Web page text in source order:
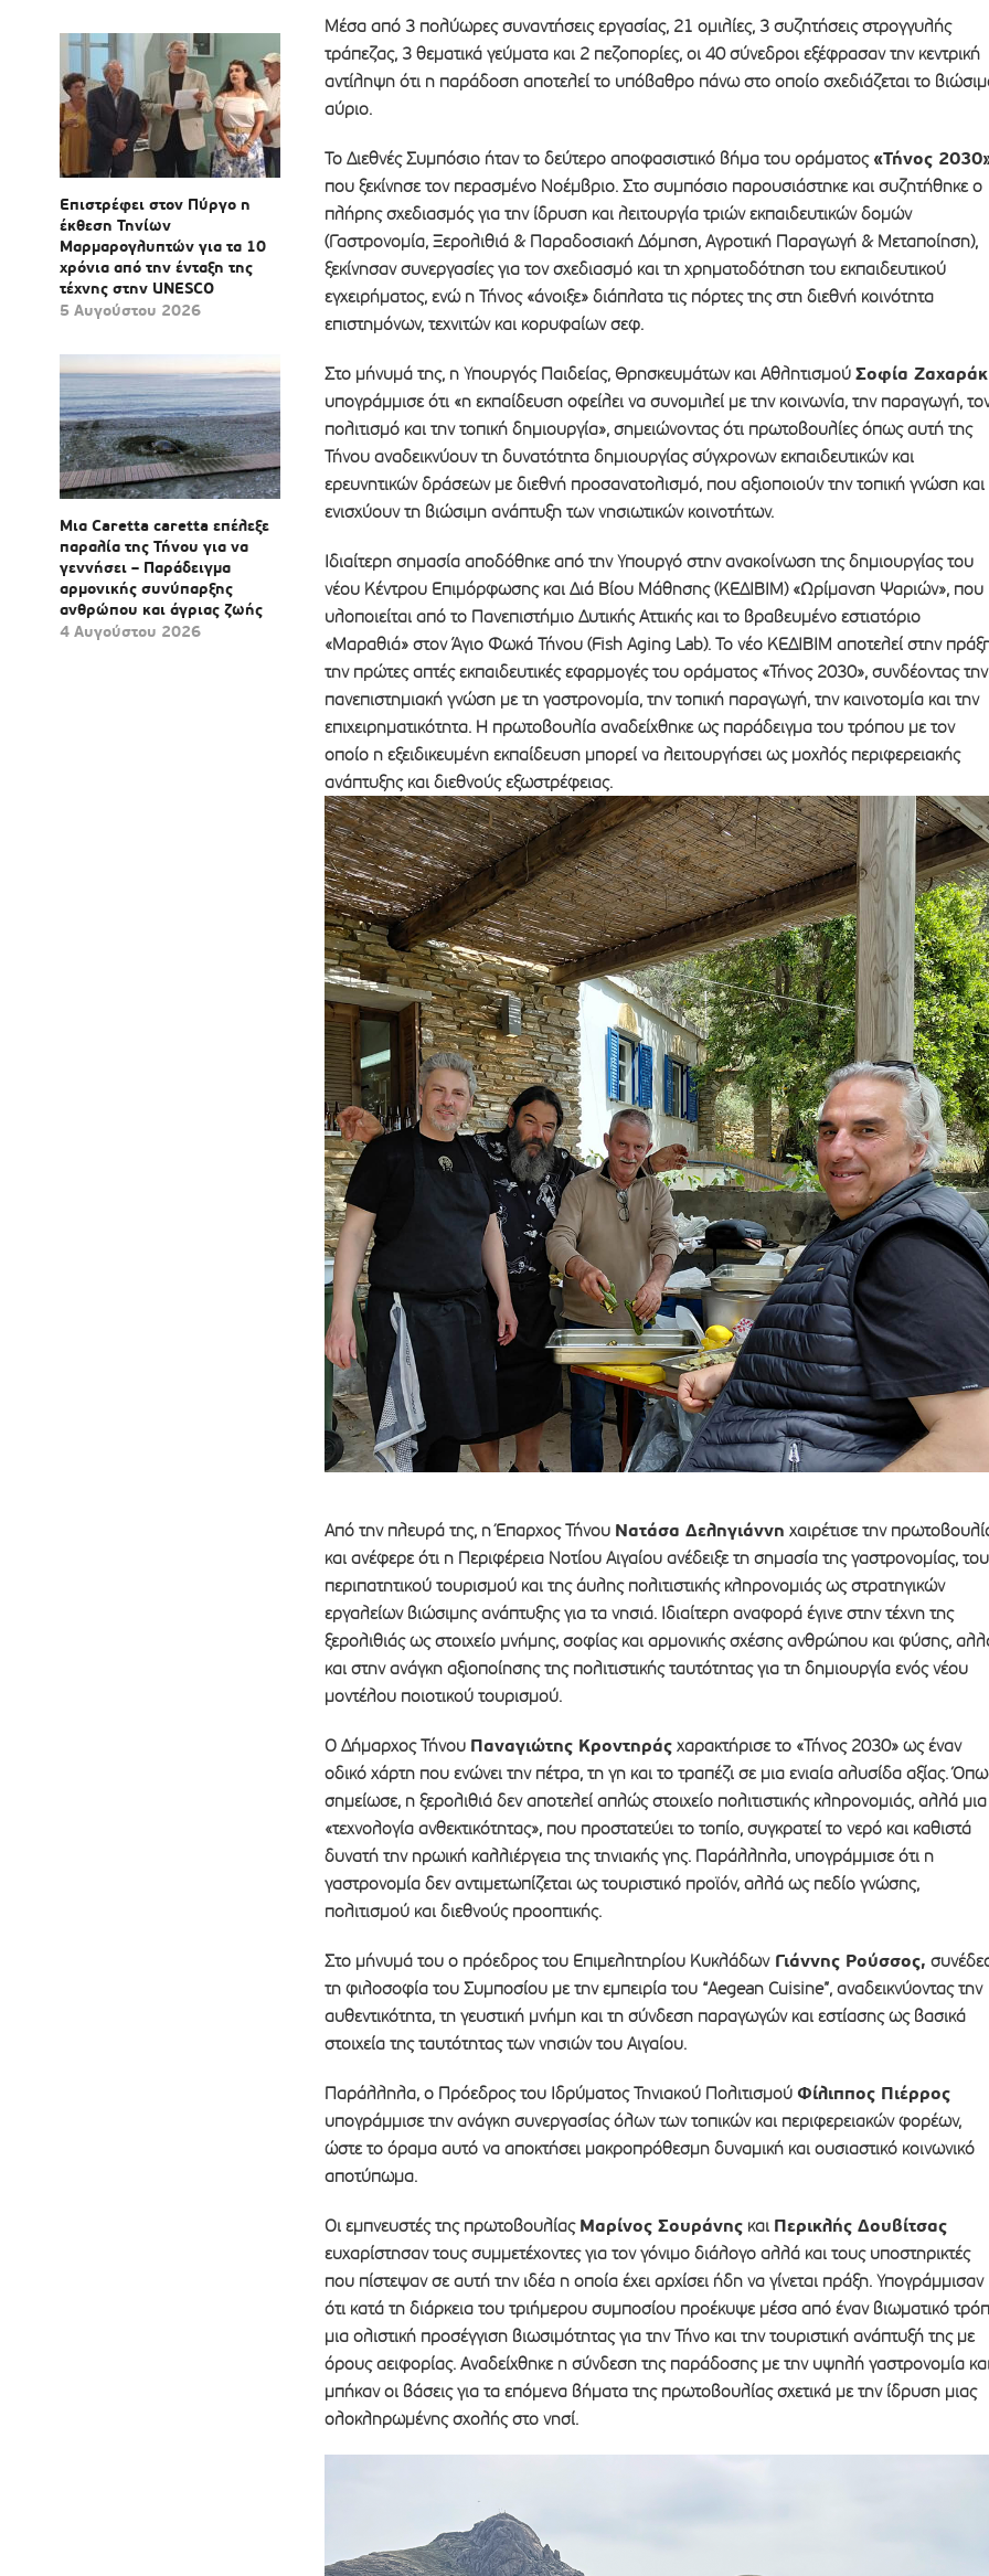
Επιστρέφει στον Πύργο η
έκθεση Τηνίων
Μαρμαρογλυπτών για τα 10
χρόνια από την ένταξη της
τέχνης στην UNESCO
5 Αυγούστου 2026
Μια Caretta caretta επέλεξε
παραλία της Τήνου για να
γεννήσει – Παράδειγμα
αρμονικής συνύπαρξης
ανθρώπου και άγριας ζωής
4 Αυγούστου 2026
Μέσα από 3 πολύωρες συναντήσεις εργασίας, 21 ομιλίες, 3 συζητήσεις στρογγυλής
τράπεζας, 3 θεματικά γεύματα και 2 πεζοπορίες, οι 40 σύνεδροι εξέφρασαν την κεντρική
αντίληψη ότι η παράδοση αποτελεί το υπόβαθρο πάνω στο οποίο σχεδιάζεται το
αύριο.
Το Διεθνές Συμπόσιο ήταν το δεύτερο αποφασιστικό βήμα του οράματος «Τήνος
που ξεκίνησε τον περασμένο Νοέμβριο. Στο συμπόσιο παρουσιάστηκε και συζητήθηκε ο
πλήρης σχεδιασμός για την ίδρυση και λειτουργία τριών εκπαιδευτικών δομών
(Γαστρονομία, Ξερολιθιά & Παραδοσιακή Δόμηση, Αγροτική Παραγωγή & Μεταποίηση),
ξεκίνησαν συνεργασίες για τον σχεδιασμό και τη χρηματοδότηση του εκπαιδευτικού
εγχειρήματος, ενώ η Τήνος «άνοιξε» διάπλατα τις πόρτες της στη διεθνή κοινότητα
επιστημόνων, τεχνιτών και κορυφαίων σεφ.
Στο μήνυμά της, η Υπουργός Παιδείας, Θρησκευμάτων και Αθλητισμού Σοφία
υπογράμμισε ότι «η εκπαίδευση οφείλει να συνομιλεί με την κοινωνία, την παραγωγή,
πολιτισμό και την τοπική δημιουργία», σημειώνοντας ότι πρωτοβουλίες όπως αυτή της
Τήνου αναδεικνύουν τη δυνατότητα δημιουργίας σύγχρονων εκπαιδευτικών και
ερευνητικών δράσεων με διεθνή προσανατολισμό, που αξιοποιούν την τοπική γνώση και
ενισχύουν τη βιώσιμη ανάπτυξη των νησιωτικών κοινοτήτων.
Ιδιαίτερη σημασία αποδόθηκε από την Υπουργό στην ανακοίνωση της δημιουργίας του
νέου Κέντρου Επιμόρφωσης και Διά Βίου Μάθησης (ΚΕΔΙΒΙΜ) «Ωρίμανση Ψαριών», που
υλοποιείται από το Πανεπιστήμιο Δυτικής Αττικής και το βραβευμένο εστιατόριο
«Μαραθιά» στον Άγιο Φωκά Τήνου (Fish Aging Lab). Το νέο ΚΕΔΙΒΙΜ αποτελεί στην
την πρώτες απτές εκπαιδευτικές εφαρμογές του οράματος «Τήνος 2030», συνδέοντας την
πανεπιστημιακή γνώση με τη γαστρονομία, την τοπική παραγωγή, την καινοτομία και την
επιχειρηματικότητα. Η πρωτοβουλία αναδείχθηκε ως παράδειγμα του τρόπου με τον
οποίο η εξειδικευμένη εκπαίδευση μπορεί να λειτουργήσει ως μοχλός περιφερειακής
ανάπτυξης και διεθνούς εξωστρέφειας.
Από την πλευρά της, η Έπαρχος Τήνου Νατάσα Δεληγιάννη χαιρέτισε την
και ανέφερε ότι η Περιφέρεια Νοτίου Αιγαίου ανέδειξε τη σημασία της γαστρονομίας, του
περιπατητικού τουρισμού και της άυλης πολιτιστικής κληρονομιάς ως στρατηγικών
εργαλείων βιώσιμης ανάπτυξης για τα νησιά. Ιδιαίτερη αναφορά έγινε στην τέχνη της
ξερολιθιάς ως στοιχείο μνήμης, σοφίας και αρμονικής σχέσης ανθρώπου και φύσης,
και στην ανάγκη αξιοποίησης της πολιτιστικής ταυτότητας για τη δημιουργία ενός νέου
μοντέλου ποιοτικού τουρισμού.
Ο Δήμαρχος Τήνου Παναγιώτης Κροντηράςχαρακτήρισε το «Τήνος 2030» ως έναν
οδικό χάρτη που ενώνει την πέτρα, τη γη και το τραπέζι σε μια ενιαία αλυσίδα αξίας.
σημείωσε, η ξερολιθιά δεν αποτελεί απλώς στοιχείο πολιτιστικής κληρονομιάς, αλλά μια
«τεχνολογία ανθεκτικότητας», που προστατεύει το τοπίο, συγκρατεί το νερό και καθιστά
δυνατή την ηρωική καλλιέργεια της τηνιακής γης. Παράλληλα, υπογράμμισε ότι η
γαστρονομία δεν αντιμετωπίζεται ως τουριστικό προϊόν, αλλά ως πεδίο γνώσης,
πολιτισμού και διεθνούς προοπτικής.
Στο μήνυμά του ο πρόεδρος του Επιμελητηρίου ΚυκλάδωνΓιάννης Ρούσσος,
τη φιλοσοφία του Συμποσίου με την εμπειρία του “Aegean Cuisine”, αναδεικνύοντας την
αυθεντικότητα, τη γευστική μνήμη και τη σύνδεση παραγωγών και εστίασης ως βασικά
στοιχεία της ταυτότητας των νησιών του Αιγαίου. ​
Παράλληλα, ο Πρόεδρος του Ιδρύματος Τηνιακού Πολιτισμού Φίλιππος Πιέρρος
υπογράμμισε την ανάγκη συνεργασίας όλων των τοπικών και περιφερειακών φορέων,
ώστε το όραμα αυτό να αποκτήσει μακροπρόθεσμη δυναμική και ουσιαστικό κοινωνικό
αποτύπωμα.
Οι εμπνευστές της πρωτοβουλίας Μαρίνος Σουράνηςκαι Περικλής Δουβίτσας
ευχαρίστησαν τους συμμετέχοντες για τον γόνιμο διάλογο αλλά και τους υποστηρικτές
που πίστεψαν σε αυτή την ιδέα η οποία έχει αρχίσει ήδη να γίνεται πράξη. Υπογράμμισαν
ότι κατά τη διάρκεια του τριήμερου συμποσίου προέκυψε μέσα από έναν βιωματικό
μια ολιστική προσέγγιση βιωσιμότητας για την Τήνο και την τουριστική ανάπτυξή της με
όρους αειφορίας. Αναδείχθηκε η σύνδεση της παράδοσης με την υψηλή γαστρονομία
μπήκαν οι βάσεις για τα επόμενα βήματα της πρωτοβουλίας σχετικά με την ίδρυση μιας
ολοκληρωμένης σχολής στο νησί.